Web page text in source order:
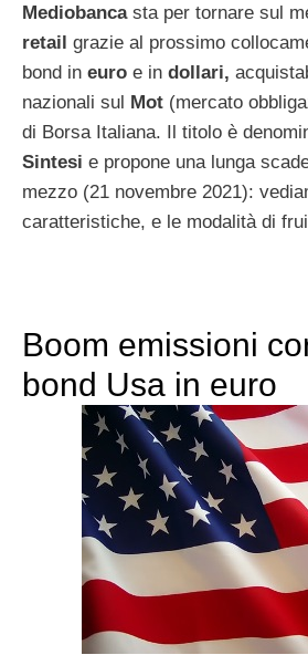
Mediobancasta per tornare sul
retail grazie al prossimo
bond in euro e in dollari,
nazionali sul Mot (mercato
di Borsa Italiana. Il titolo è
Sintesi e propone una lunga
mezzo (21 novembre 2021):
caratteristiche, e le modalità di
Boom emissioni
bond Usa in euro